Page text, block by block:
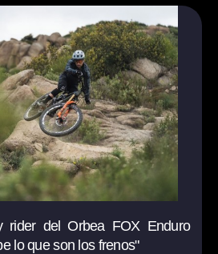
rider del Orbea FOX Enduro
lo que son los frenos"